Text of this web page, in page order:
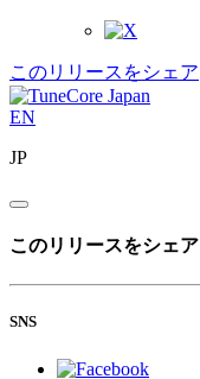
このリリースをシェア
EN
JP
このリリースをシェア
SNS